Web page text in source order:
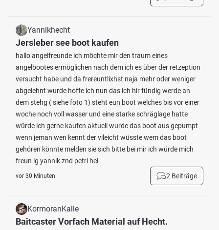
Yannikhecht
Jersleber see boot kaufen
hallo angelfreunde ich möchte mir den traum eines
angelbootes ermöglichen nach dem ich es über der retzeption
versucht habe und da frereuntlixhst naja mehr oder weniger
abgelehnt wurde hoffe ich nun das ich hir fündig werde an
dem stehg ( siehe foto 1) steht eun boot welches bis vor einer
woche noch voll wasser und eine starke schräglage hatte
würde ich gerne kaufen aktuell wurde das boot aus gepumpt
wenn jeman wen kennt der vileicht wüsste wem das boot
gehören könnte melden sie sich bitte bei mir ich würde mich
freun lg yannik znd petri hei
vor 30 Minuten 2 Beiträge
KormoranKalle
Baitcaster Vorfach Material auf Hecht.